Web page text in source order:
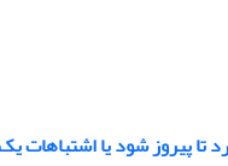
تا پیروز شود یا اشتباهات